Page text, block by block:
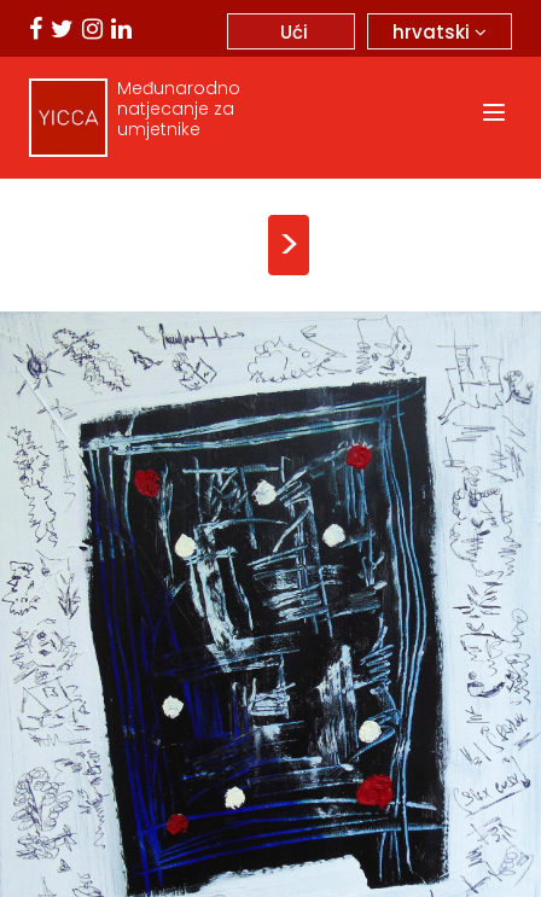
hrvatski
Ući
Međunarodno
natjecanje za
umjetnike
>